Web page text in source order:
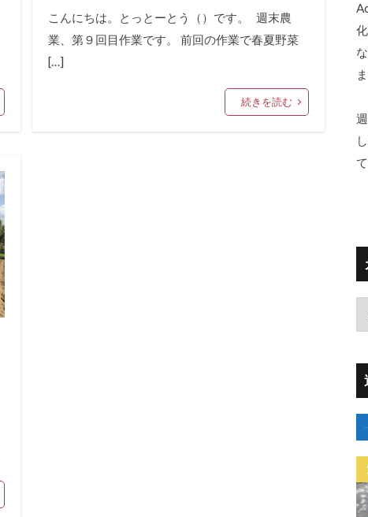
こんにちは。とっとーとう（）です。 週末農
業、第９回目作業です。 前回の作業で春夏野菜
[…]
続きを読む